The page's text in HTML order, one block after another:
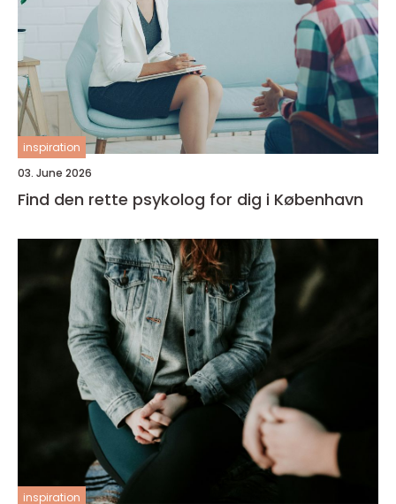
inspiration
03. June 2026
Find den rette psykolog for dig i København
inspiration